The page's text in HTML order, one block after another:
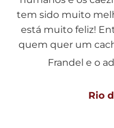
tem sido muito
está muito feliz!
quem quer um
Frandel e o
Rio